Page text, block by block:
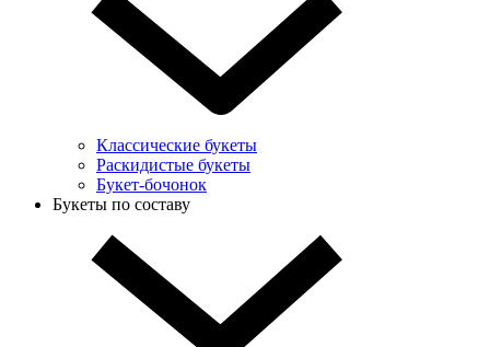
Классические букеты
Раскидистые букеты
Букет-бочонок
Букеты по составу